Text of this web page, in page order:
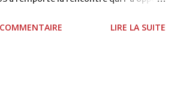
la marque à la 38e pour lesLIRE LA SUITE